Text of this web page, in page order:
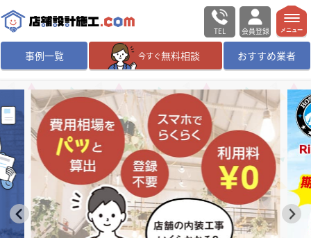
TEL 会員登録
事例一覧 今すぐ無料相談 おすすめ業者
ログイン／会員登録
デザイン設計・施工業者を探す
店舗・商業施設の 施工事例を探す
マッチング案件一覧
メニュー